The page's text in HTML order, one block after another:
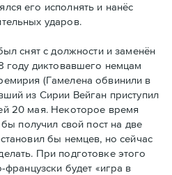
его исполнять и нанёс
ударов.
снят с должности и заменён
году диктовавшего немцам
(Гамелена обвинили в
из Сирии Вейган приступил
20 мая. Hекоторое время
получил свой пост на две
бы немцев, но сейчас
При подготовке этого
французски будет «игра в